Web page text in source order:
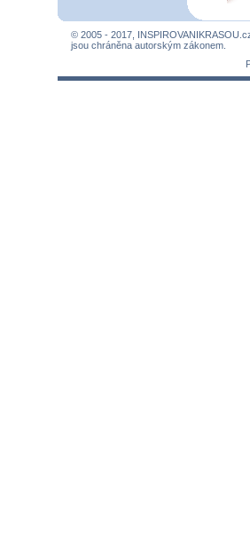
© 2005 - 2017,
jsou chráněna autorským zákonem.